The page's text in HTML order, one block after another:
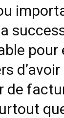
pour
d’avoir
de